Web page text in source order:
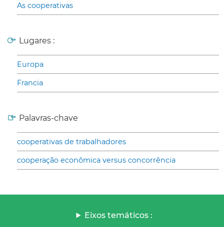
As cooperativas
Lugares :
Europa
Francia
Palavras-chave
cooperativas de trabalhadores
cooperação econômica versus concorrência
Eixos temáticos :